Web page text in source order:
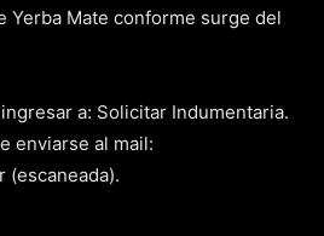
Yerba Mate conforme surge del
a: Solicitar Indumentaria.
enviarse al mail:
(escaneada).